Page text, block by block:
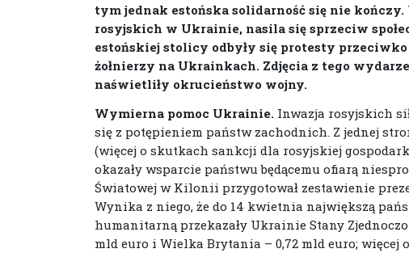
tym jednak estońska solidarność się nie
rosyjskich w Ukrainie, nasila się sprzeciw
estońskiej stolicy odbyły się protesty
żołnierzy na Ukrainkach. Zdjęcia z tego
naświetliły okrucieństwo wojny.
Wymierna pomoc Ukrainie. Inwazja rosyjskich
się z potępieniem państw zachodnich. Z jednej
(więcej o skutkach sankcji dla rosyjskiej
okazały wsparcie państwu będącemu ofiarą
Światowej w Kilonii przygotował zestawienie
Wynika z niego, że do 14 kwietnia największą
humanitarną przekazały Ukrainie Stany
mld euro i Wielka Brytania – 0,72 mld euro; więcej